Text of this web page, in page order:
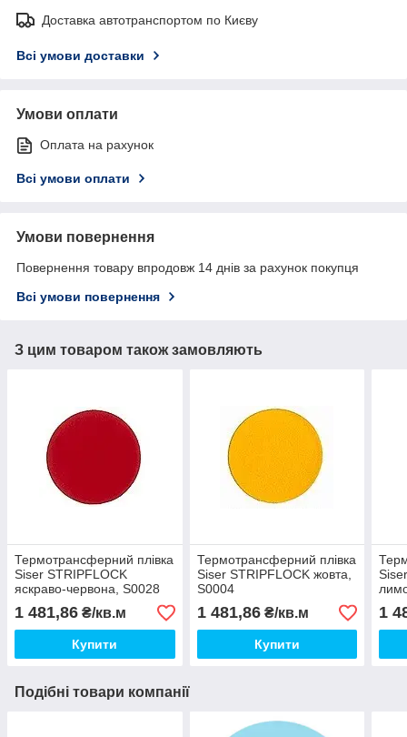
Доставка автотранспортом по Києву
Всі умови доставки
Умови оплати
Оплата на рахунок
Всі умови оплати
Умови повернення
Повернення товару впродовж 14 днів за рахунок покупця
Всі умови повернення
З цим товаром також замовляють
Термотрансферний плівка
Siser STRIPFLOCK
яскраво-червона, S0028
1 481,86 ₴/кв.м
Купити
Термотрансферний плівка
Siser STRIPFLOCK жовта,
S0004
1 481,86₴/кв.м
Купити
1
Подібні товари компанії